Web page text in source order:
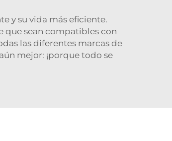
y su vida más eficiente.
que sean compatibles con
las diferentes marcas de
mejor: ¡porque todo se